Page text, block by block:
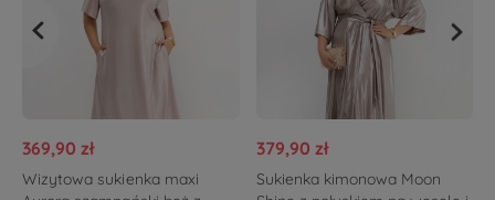
369,90 zł
Wizytowa sukienka maxi
379,90 zł
Sukienka kimonowa Moon